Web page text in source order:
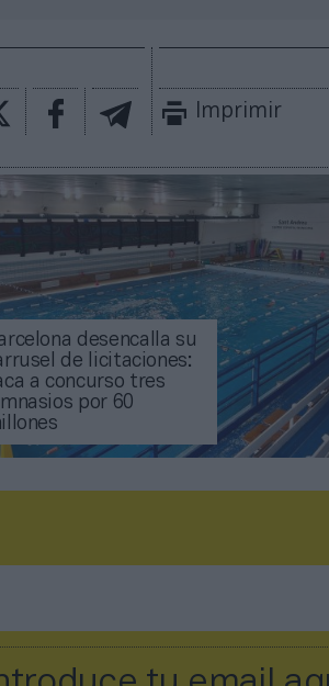
Imprimir
desencalla su
de licitaciones:
a concurso tres
por 60